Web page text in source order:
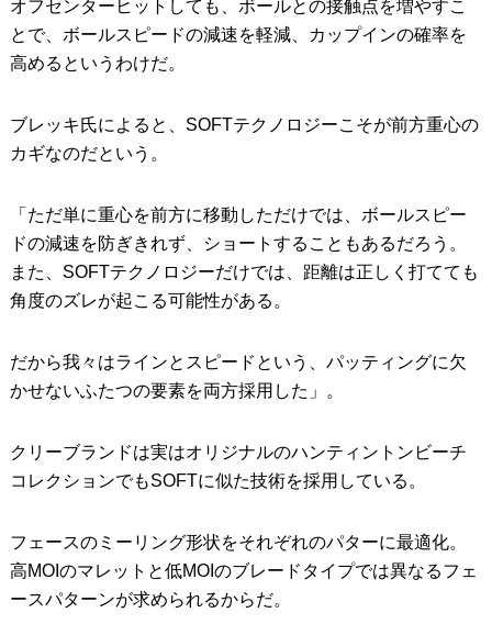
オフセンターヒットしても、ボールとの接触点を増やすこ
とで、ボールスピードの減速を軽減、カップインの確率を
高めるというわけだ。
ブレッキ氏によると、SOFTテクノロジーこそが前方重心の
カギなのだという。
「ただ単に重心を前方に移動しただけでは、ボールスピー
ドの減速を防ぎきれず、ショートすることもあるだろう。
また、SOFTテクノロジーだけでは、距離は正しく打てても
角度のズレが起こる可能性がある。
だから我々はラインとスピードという、パッティングに欠
かせないふたつの要素を両方採用した」。
クリーブランドは実はオリジナルのハンティントンビーチ
コレクションでもSOFTに似た技術を採用している。
フェースのミーリング形状をそれぞれのパターに最適化。
高MOIのマレットと低MOIのブレードタイプでは異なるフェ
ースパターンが求められるからだ。